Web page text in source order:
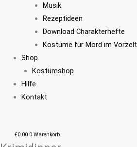
Musik
Rezeptideen
Download Charakterhefte
Kostüme für Mord im Vorzelt
Shop
Kostümshop
Hilfe
Kontakt
€0,00 0 Warenkorb